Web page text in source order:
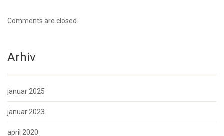
Comments are closed.
Arhiv
januar 2025
januar 2023
april 2020